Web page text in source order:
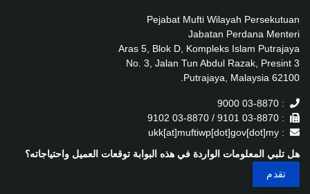
Pejabat Mufti Wilayah Persekutuan
Jabatan Perdana Menteri
Aras 5, Blok D, Kompleks Islam Putrajaya
No. 3, Jalan Tun Abdul Razak, Presint 3
62100 Putrajaya, Malaysia.
: 03-8870 9000
: 03-8870 9101 / 03-8870 9102
: ukk[at]muftiwp[dot]gov[dot]my
هل تلبي المعلومات الواردة في هذه البوابة توقعات العميل واحتياجاته؟